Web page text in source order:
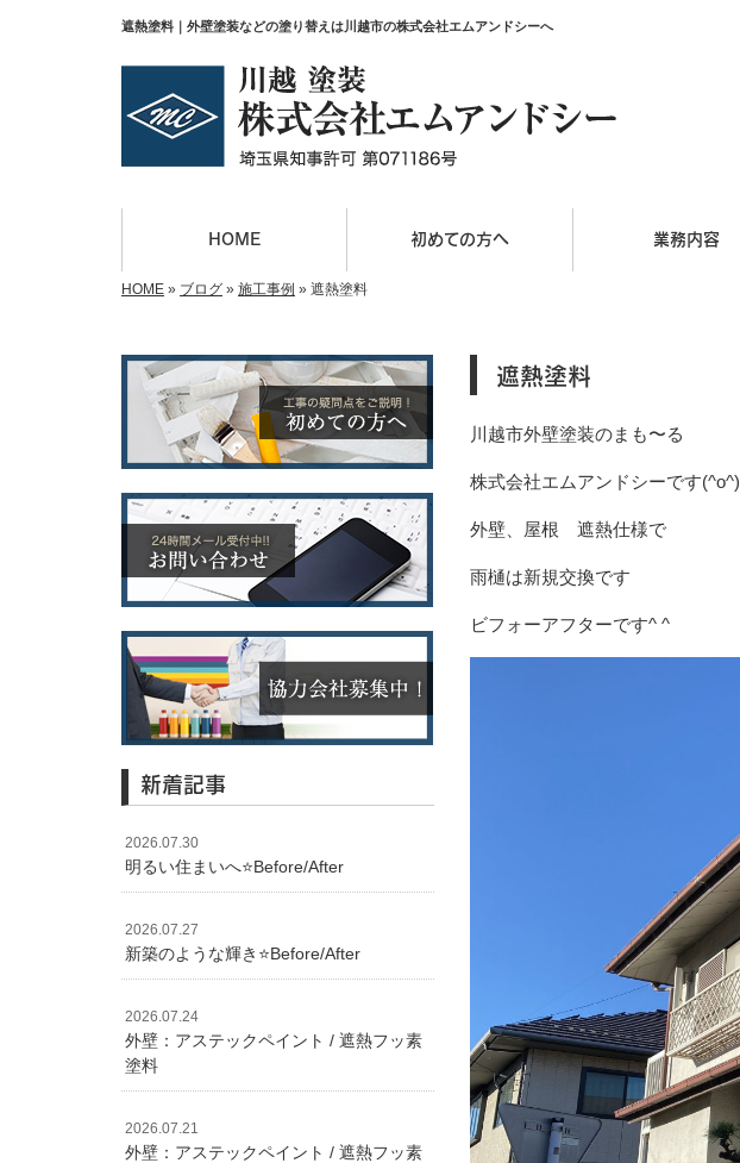
遮熱塗料｜外壁塗装などの塗り替えは川越市の株式会社エムアンドシーへ
HOME 初めての方へ 業務内容
HOME » ブログ » 施工事例 » 遮熱塗料
遮熱塗料
川越市外壁塗装のまも〜る
株式会社エムアンドシーです(^o^)
外壁、屋根 遮熱仕様で
雨樋は新規交換です
ビフォーアフターです^ ^
新着記事
2026.07.30
明るい住まいへ⭐️Before/After
2026.07.27
新築のような輝き⭐️Before/After
2026.07.24
外壁：アステックペイント / 遮熱フッ素
塗料
2026.07.21
外壁：アステックペイント / 遮熱フッ素